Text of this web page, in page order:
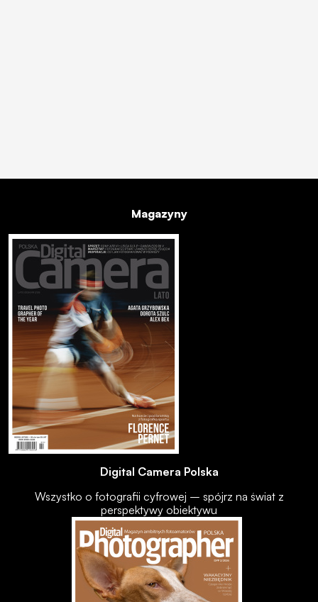
Magazyny
Digital Camera Polska
Wszystko o fotografii cyfrowej – spójrz na świat z
perspektywy obiektywu